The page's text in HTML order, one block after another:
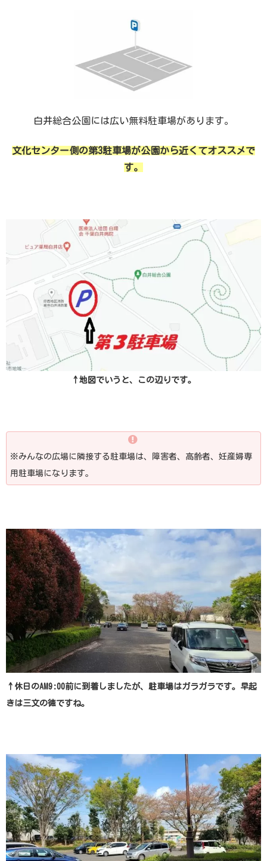
白井総合公園には広い無料駐車場があります。
文化センター側の第3駐車場が公園から近くてオススメで
す。
↑地図でいうと、この辺りです。
※みんなの広場に隣接する駐車場は、障害者、高齢者、妊産婦専
用駐車場になります。
↑休日のAM9:00前に到着しましたが、駐車場はガラガラです。早起
きは三文の徳ですね。